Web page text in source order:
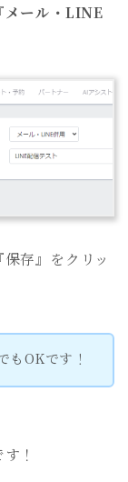
メール・LINE
存』をクリッ
もOKです！
！